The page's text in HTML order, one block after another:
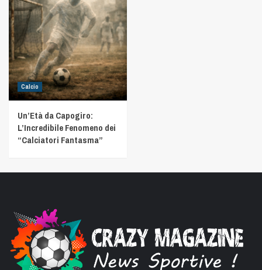
Calcio
Un’Età da Capogiro:
L’Incredibile Fenomeno dei
“Calciatori Fantasma”